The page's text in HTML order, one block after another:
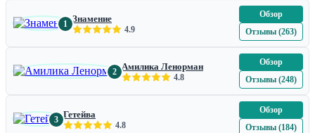
1 Знамение
4.9
Обзор
Отзывы (263)
2 Амилика Ленорман
4.8
Обзор
Отзывы (248)
3 Гетейва
4.8
Обзор
Отзывы (184)